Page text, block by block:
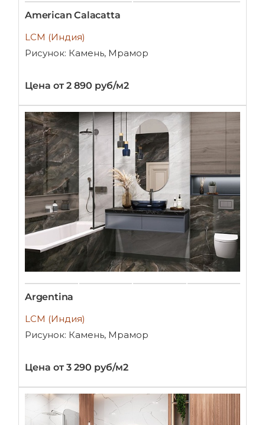
American Calacatta
LCM (Индия)
Рисунок: Камень, Мрамор
Цена от 2 890 руб/м2
Argentina
LCM (Индия)
Рисунок: Камень, Мрамор
Цена от 3 290 руб/м2